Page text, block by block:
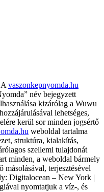
vaszonkepnyomda.hu
név bejegyzett
kizárólag a Wuwu
lehetséges,
kerül sor minden jogsértő
weboldal tartalma
struktúra, kialakítás,
szellemi tulajdonát
minden, a weboldal bármely
másolásával, terjesztésével
Digitalocean – New York |
nyomtatjuk a víz-, és